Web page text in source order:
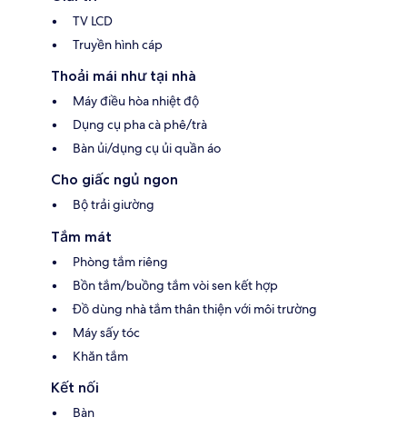
TV LCD
Truyền hình cáp
Thoải mái như tại nhà
Máy điều hòa nhiệt độ
Dụng cụ pha cà phê/trà
Bàn ủi/dụng cụ ủi quần áo
Cho giấc ngủ ngon
Bộ trải giường
Tắm mát
Phòng tắm riêng
Bồn tắm/buồng tắm vòi sen kết hợp
Đồ dùng nhà tắm thân thiện với môi trường
Máy sấy tóc
Khăn tắm
Kết nối
Bàn